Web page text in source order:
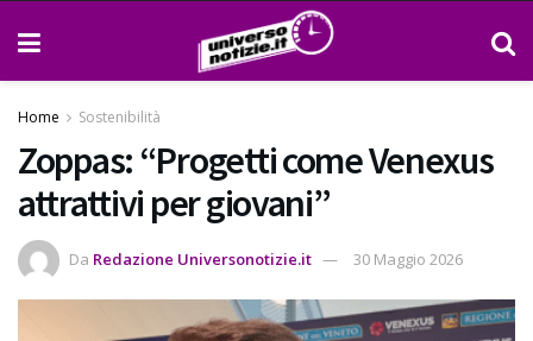
Home Sostenibilità
Zoppas: “Progetti come Venexus
attrattivi per giovani”
Da Redazione Universonotizie.it 30 Maggio 2026